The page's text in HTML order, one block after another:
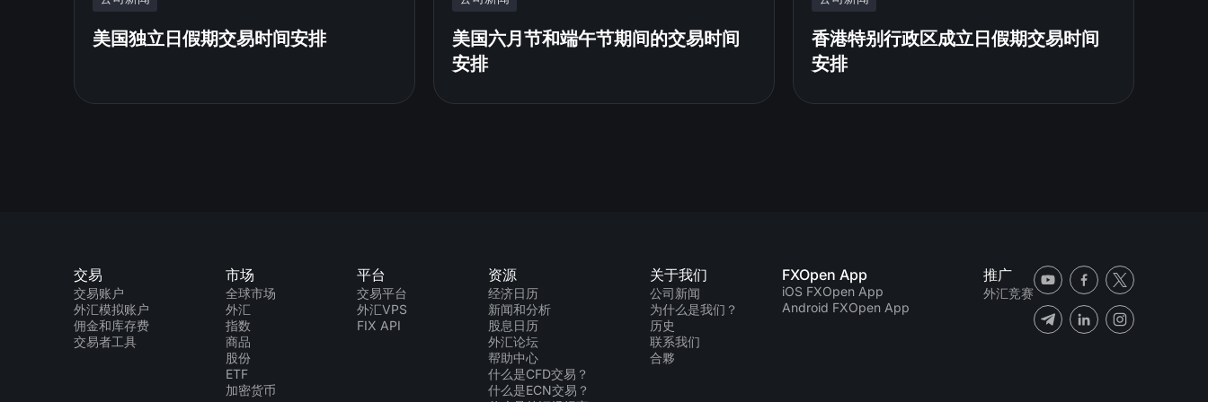
美国独立日假期交易时间安排
美国六月节和端午节期间的交易时间
安排
香港特别行政区成立日假期交易时间
安排
交易
交易账户
外汇模拟账户
佣金和库存费
交易者工具
市场
全球市场
外汇
指数
商品
股份
ETF
加密货币
平台
交易平台
外汇VPS
FIX API
资源
经济日历
新闻和分析
股息日历
外汇论坛
帮助中心
什么是CFD交易？
什么是ECN交易？
关于我们
公司新闻
为什么是我们？
历史
联系我们
合夥
FXOpen App
iOS FXOpen App
Android FXOpen App
推广
外汇竞赛